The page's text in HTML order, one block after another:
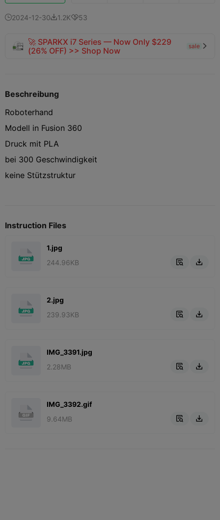
2024-12-301.2K53
🚀 SPARKX i7 Series — Now Only $229
(26% OFF) >> Shop Now
sale 
Beschreibung
Roboterhand
Modell in Fusion 360
Druck mit PLA
bei 300 Geschwindigkeit
keine Stützstruktur
Instruction Files
1.jpg
244.96KB
 
2.jpg
239.93KB
 
IMG_3391.jpg
2.28MB
 
IMG_3392.gif
9.64MB
 